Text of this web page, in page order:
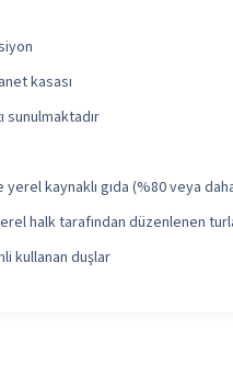
kasası
sunulmaktadır
kaynaklı gıda (%80 veya
halk tarafından düzenlenen
kullanan duşlar